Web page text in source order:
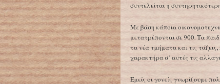
συντελείται η
Με βάση κάποια
μετατρέπονται σε 900. Τα
τα νέα τμήματα και τις
χαρακτήρα σ’ αυτές τις
Εμείς οι γονείς γνωρίζουμε